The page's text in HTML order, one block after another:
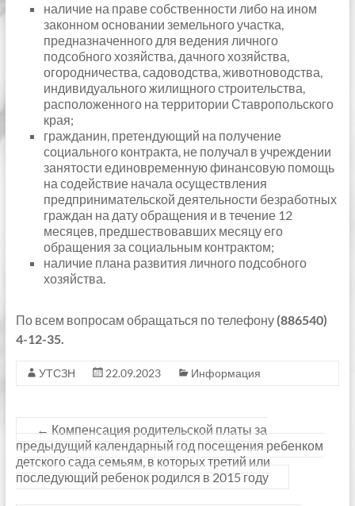
наличие на праве собственности либо на ином
законном основании земельного участка,
предназначенного для ведения личного
подсобного хозяйства, дачного хозяйства,
огородничества, садоводства, животноводства,
индивидуального жилищного строительства,
расположенного на территории Ставропольского
края;
гражданин, претендующий на получение
социального контракта, не получал в учреждении
занятости единовременную финансовую помощь
на содействие начала осуществления
предпринимательской деятельности безработных
граждан на дату обращения и в течение 12
месяцев, предшествовавших месяцу его
обращения за социальным контрактом;
наличие плана развития личного подсобного
хозяйства.
По всем вопросам обращаться по телефону (886540)
4-12-35.
УТСЗН 22.09.2023 Информация
← Компенсация родительской платы за
предыдущий календарный год посещения ребенком
детского сада семьям, в которых третий или
последующий ребенок родился в 2015 году